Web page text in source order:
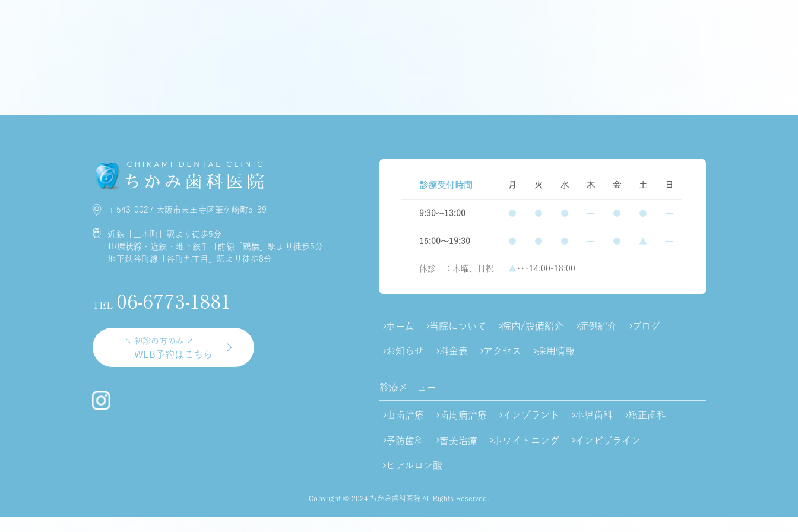
〒543-0027 大阪市天王寺区筆ケ崎町5-39
近鉄「上本町」駅より徒歩5分
JR環状線・近鉄・地下鉄千日前線「鶴橋」駅より徒歩5分
地下鉄谷町線「谷町九丁目」駅より徒歩8分
TEL 06-6773-1881
初診の方のみ
WEB予約はこちら
診療受付時間 月 火 水 木 金 土 日
9:30～13:00 ● ● ● ― ● ● ―
15:00～19:30 ● ● ● ― ● ▲ ―
休診日：木曜、日祝 ▲ ･･･14:00-18:00
ホーム 当院について 院内/設備紹介 症例紹介 ブログ
お知らせ 料金表 アクセス 採用情報
診療メニュー
虫歯治療 歯周病治療 インプラント 小児歯科 矯正歯科
予防歯科 審美治療 ホワイトニング インビザライン
ヒアルロン酸
Copyright © 2024 ちかみ歯科医院 All Rights Reserved.